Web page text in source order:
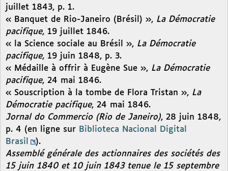
juillet 1843, p. 1.
« Banquet de Rio-Janeiro (Brésil) », La Démocratie
pacifique, 19 juillet 1846.
« la Science sociale au Brésil », La Démocratie
pacifique, 19 juin 1848, p. 3.
« Médaille à offrir à Eugène Sue », La Démocratie
pacifique, 24 mai 1846.
« Souscription à la tombe de Flora Tristan », La
Démocratie pacifique, 24 mai 1846.
Jornal do Commercio (Rio de Janeiro), 28 juin 1848,
p. 4 (en ligne sur Biblioteca Nacional Digital
Brasil
).
Assemblé générale des actionnaires des sociétés des
15 juin 1840 et 10 juin 1843 tenue le 15 septembre